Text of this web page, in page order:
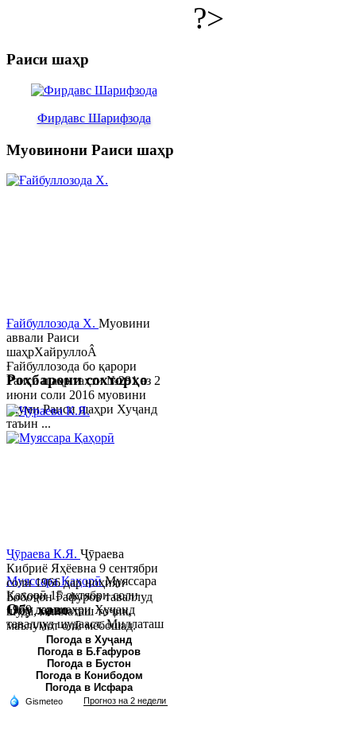
?>
Раиси шаҳр
Фирдавс Шарифзода
Муовинони Раиси шаҳр
Ғайбуллозода Х. Муовини
аввали Раиси
шаҳрХайруллоÂ
Ғайбуллозода бо қарори
Раиси шаҳр таҳти №281 аз 2
июни соли 2016 муовини
якуми Раиси шаҳри Хуҷанд
таъин ...
Муяссара ҚаҳорӣМуяссара
Қаҳорӣ 15 октябри соли
1979 дар шаҳри Хуҷанд
таваллуд шудааст. Миллаташ
тоҷик. Маълумот олӣ. Соли
2002 Донишгоҳи давлатии
Хуҷанд ба...
Роҳбарони сохторҳо
Ҷӯраева К.Я. Ҷӯраева
Кибриё Яҳёевна 9 сентябри
соли 1966 дар ноҳияи
Бобоҷон Ғафуров таваллуд
шуда, миллаташ тоҷик,
маълумот олӣ мебошад.
Соли 1997 Донишг...
Обу хаво
Погода в Хуҷанд
Погода в Б.Ғафуров
Погода в Бустон
Погода в Конибодом
Погода в Исфара